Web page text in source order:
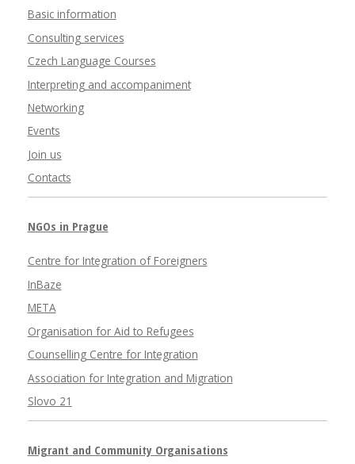
Basic information
Consulting services
Czech Language Courses
Interpreting and accompaniment
Networking
Events
Join us
Contacts
NGOs in Prague
Centre for Integration of Foreigners
InBaze
META
Organisation for Aid to Refugees
Counselling Centre for Integration
Association for Integration and Migration
Slovo 21
Migrant and Community Organisations